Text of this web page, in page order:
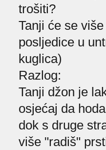
trošiti?
Tanji će se
posljedice u
kuglica)
Razlog:
Tanji džon je
osjećaj da
dok s druge
više "radiš"